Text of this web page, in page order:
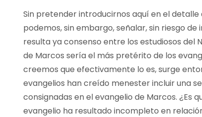
Sin pretender introducirnos aquí en el
podemos, sin embargo, señalar, sin riesgo
resulta ya consenso entre los estudiosos del
de Marcos sería el más pretérito de los
creemos que efectivamente lo es, surge
evangelios han creído menester incluir una
consignadas en el evangelio de Marcos. ¿Es
evangelio ha resultado incompleto en